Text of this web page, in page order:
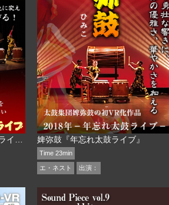
婢弥鼓『年忘れ太鼓ライブ』
Time 23min
エ・ネスト 出演：